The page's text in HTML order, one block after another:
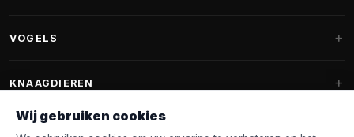
Fantail hondenmanden
Krabpalen voor Maine Coon
Krabpaal onderdelen
VOGELS
Voederhuisjes
KNAAGDIEREN
Konijnenvoer
Wij gebruiken cookies